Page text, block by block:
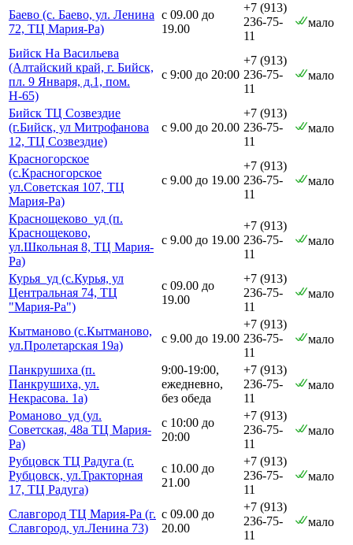
Баево (с. Баево, ул. Ленина
72, ТЦ Мария-Ра)
с 09.00 до
19.00
+7 (913)
236-75-
11
мало
Бийск На Васильева
(Алтайский край, г. Бийск,
пл. 9 Января, д.1, пом.
Н-65)
с 9:00 до 20:00
+7 (913)
236-75-
11
мало
Бийск ТЦ Созвездие
(г.Бийск, ул Митрофанова
12, ТЦ Созвездие)
с 9.00 до 20.00
+7 (913)
236-75-
11
мало
Красногорское
(с.Красногорское
ул.Советская 107, ТЦ
Мария-Ра)
с 9.00 до 19.00
+7 (913)
236-75-
11
мало
Краснощеково_уд (п.
Краснощеково,
ул.Школьная 8, ТЦ Мария-
Ра)
с 9.00 до 19.00
+7 (913)
236-75-
11
мало
Курья_уд (с.Курья, ул
Центральная 74, ТЦ
"Мария-Ра")
с 09.00 до
19.00
+7 (913)
236-75-
11
мало
Кытманово (с.Кытманово,
ул.Пролетарская 19а)
с 9.00 до 19.00
+7 (913)
236-75-
11
мало
Панкрушиха (п.
Панкрушиха, ул.
Некрасова. 1а)
9:00-19:00,
ежедневно,
без обеда
+7 (913)
236-75-
11
мало
Романово_уд (ул.
Советская, 48а ТЦ Мария-
Ра)
с 10:00 до
20:00
+7 (913)
236-75-
11
мало
Рубцовск ТЦ Радуга (г.
Рубцовск, ул.Тракторная
17, ТЦ Радуга)
с 10.00 до
21.00
+7 (913)
236-75-
11
мало
Славгород ТЦ Мария-Ра (г.
Славгород, ул.Ленина 73)
с 09.00 до
20.00
+7 (913)
236-75-
11
мало